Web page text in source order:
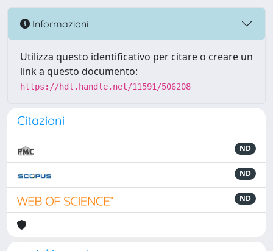
Informazioni
Utilizza questo identificativo per citare o creare un
link a questo documento:
https://hdl.handle.net/11591/506208
Citazioni
ND
ND
ND